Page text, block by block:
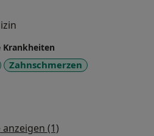
Krankheiten
Zahnschmerzen
(1)